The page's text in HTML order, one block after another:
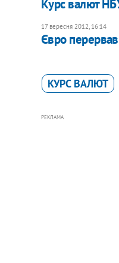
Курс валют
17 вересня 2012, 16:14
Євро
КУРС ВАЛЮТ
РЕКЛАМА